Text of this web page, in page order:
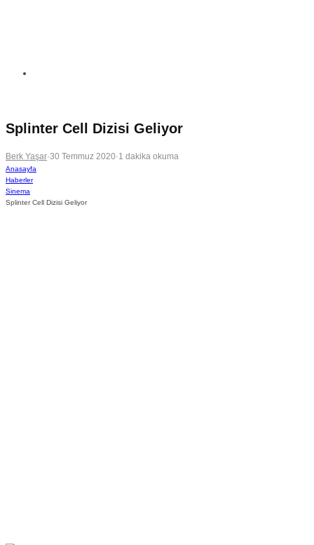
Splinter Cell Dizisi Geliyor
Berk Yaşar·30 Temmuz 2020·1 dakika okuma
Anasayfa
Haberler
Sinema
Splinter Cell Dizisi Geliyor